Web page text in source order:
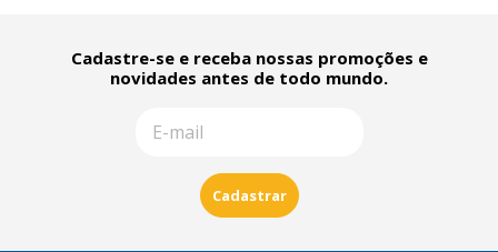
Cadastre-se e receba nossas promoções e
novidades antes de todo mundo.
Cadastrar